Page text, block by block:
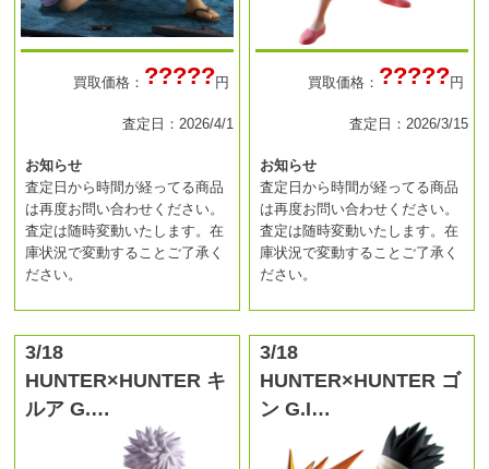
買取価格： ?????円
査定日：2026/4/1
お知らせ
査定日から時間が経ってる商品
は再度お問い合わせください。
査定は随時変動いたします。在
庫状況で変動することご了承く
ださい。
買取価格： ?????円
査定日：2026/3/15
お知らせ
査定日から時間が経ってる商品
は再度お問い合わせください。
査定は随時変動いたします。在
庫状況で変動することご了承く
ださい。
3/18
HUNTER×HUNTER キ
ルア G.…
3/18
HUNTER×HUNTER ゴ
ン G.I…